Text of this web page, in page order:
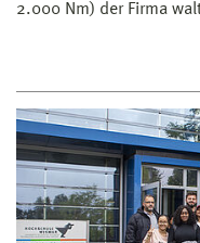
2.000 Nm) der Firma